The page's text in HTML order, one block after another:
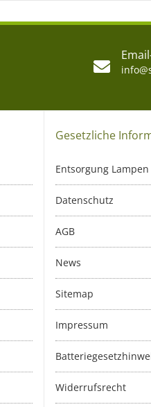
Gesetzliche
Entsorgung Lampen
Datenschutz
AGB
News
Sitemap
Impressum
Widerrufsrecht